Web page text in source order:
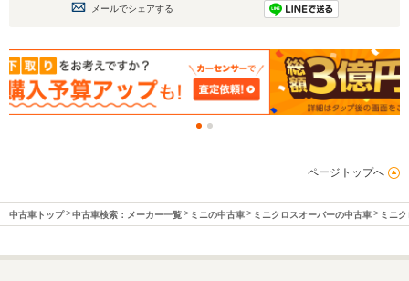
メールでシェアする
ページトップへ
中古車トップ 中古車検索：メーカー一覧 ミニの中古車 ミニクロスオーバーの中古車 ミニ